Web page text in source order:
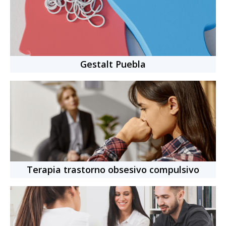
Idiomas:Español, Inglés
Nacionalidad:Mexicana
Psicóloga online
Carola Estrada Valenzuela
Gestalt Puebla
Terapia trastorno obsesivo compulsivo